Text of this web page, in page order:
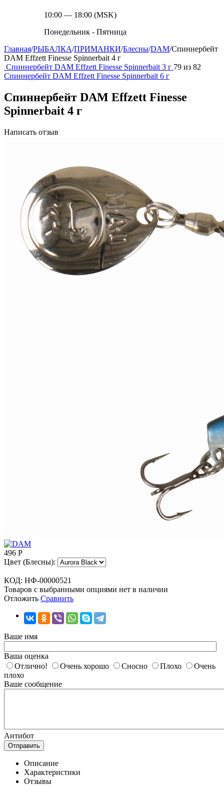
10:00 — 18:00 (MSK)
Понедельник - Пятница
Главная/РЫБАЛКА/ПРИМАНКИ/Блесны/DAM/Спиннербейт
DAM Effzett Finesse Spinnerbait 4 г
Спиннербейт DAM Effzett Finesse Spinnerbait 3 г 79 из 82
Спиннербейт DAM Effzett Finesse Spinnerbait 6 г
Спиннербейт DAM Effzett Finesse
Spinnerbait 4 г
Написать отзыв
496 Р
Цвет (Блесны):
КОД: НФ-00000521
Товаров с выбранными опциями нет в наличии
Отложить Сравнить
Ваше имя
Ваша оценка
Отлично!
Очень хорошо Сносно Плохо
Очень
плохо
Ваше сообщение
Антибот
Отправить
Описание
Характеристики
Отзывы